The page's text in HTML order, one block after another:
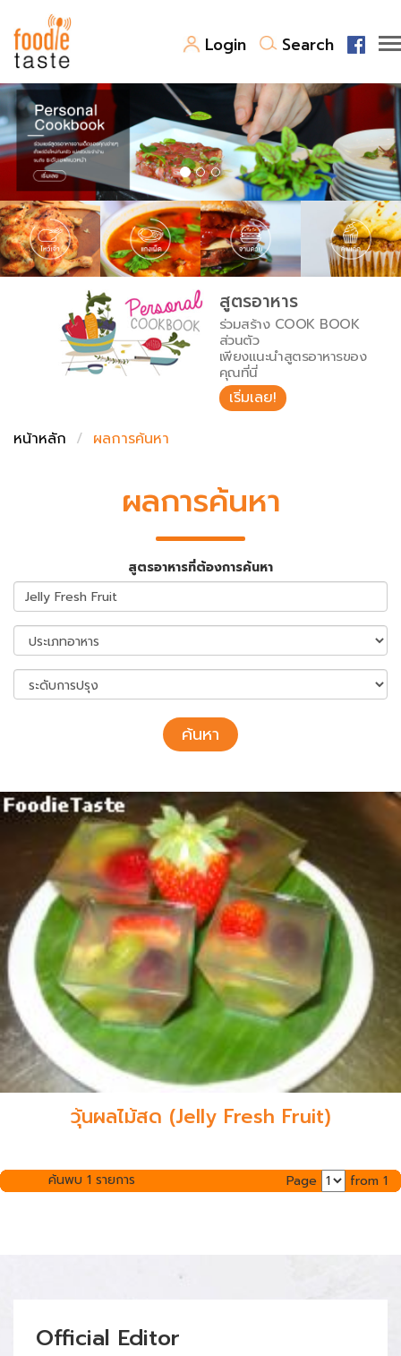
Login Search
สูตรอาหาร
สูตรอาหารล่าสุด
Top Foodie
พาไปชิม
สารพันก้นครัว
เคล็ดลับน่ารู้
เปรียบเทียบหน่วยการตวง
เปรียบเทียบอุณหภูมิ
เปรียบเทียบน้ำหนักวัตถุดิบ
FoodPedia
สร้าง Cookbook
สูตรอาหาร
ร่วมสร้าง COOK BOOK
ส่วนตัว
เพียงแนะนำสูตรอาหารของ
คุณที่นี่
เริ่มเลย!
หน้าหลัก
ผลการค้นหา
ผลการค้นหา
สูตรอาหารที่ต้องการค้นหา
ค้นหา
วุ้นผลไม้สด (Jelly Fresh Fruit)
ค้นพบ 1 รายการ Page from 1
Official Editor